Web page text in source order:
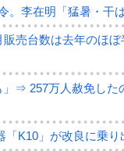
李在明「猛暑・干
売台数は去年のほ
⇒ 257万人赦免した
K10」が改良に乗り